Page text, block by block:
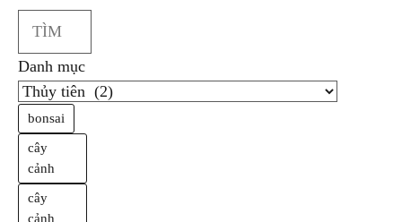
Search
Danh mục
bonsai
cây
cảnh
cây
cảnh